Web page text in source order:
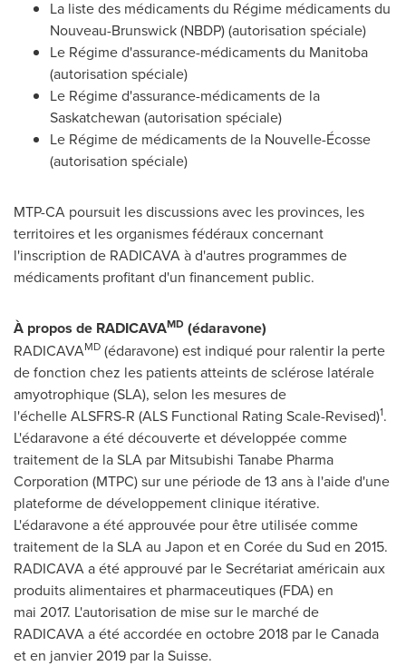
La liste des médicaments du Régime médicaments du
Nouveau-Brunswick (NBDP) (autorisation spéciale)
Le Régime d'assurance-médicaments du Manitoba
(autorisation spéciale)
Le Régime d'assurance-médicaments de la
Saskatchewan (autorisation spéciale)
Le Régime de médicaments de la Nouvelle-Écosse
(autorisation spéciale)
MTP-CA poursuit les discussions avec les provinces, les
territoires et les organismes fédéraux concernant
l'inscription de RADICAVA à d'autres programmes de
médicaments profitant d'un financement public.
À propos de RADICAVAMD (édaravone)
RADICAVAMD (édaravone) est indiqué pour ralentir la perte
de fonction chez les patients atteints de sclérose latérale
amyotrophique (SLA), selon les mesures de
l'échelle ALSFRS-R (ALS Functional Rating Scale-Revised)1.
L'édaravone a été découverte et développée comme
traitement de la SLA par Mitsubishi Tanabe Pharma
Corporation (MTPC) sur une période de 13 ans à l'aide d'une
plateforme de développement clinique itérative.
L'édaravone a été approuvée pour être utilisée comme
traitement de la SLA au Japon et en Corée du Sud en 2015.
RADICAVA a été approuvé par le Secrétariat américain aux
produits alimentaires et pharmaceutiques (FDA) en
mai 2017. L'autorisation de mise sur le marché de
RADICAVA a été accordée en octobre 2018 par leCanada
et en janvier 2019 par la Suisse.